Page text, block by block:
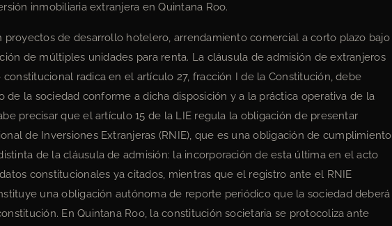
inmobiliaria extranjera en Quintana Roo.
proyectos de desarrollo hotelero, arrendamiento comercial a corto plazo bajo
de múltiples unidades para renta. La cláusula de admisión de extranjeros
radica en el artículo 27, fracción I de la Constitución, debe
de la sociedad conforme a dicha disposición y a la práctica operativa de la
precisar que el artículo 15 de la LIE regula la obligación de presentar
de Inversiones Extranjeras (RNIE), que es una obligación de cumplimiento
de la cláusula de admisión: la incorporación de esta última en el acto
constitucionales ya citados, mientras que el registro ante el RNIE
una obligación autónoma de reporte periódico que la sociedad deberá
En Quintana Roo, la constitución societaria se protocoliza ante